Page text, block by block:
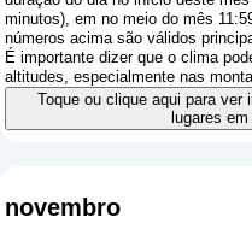
minutos), em no meio do mês
números acima são válidos
É importante dizer que o clima
altitudes, especialmente nas
Toque ou clique aqui para ver
lugares
novembro